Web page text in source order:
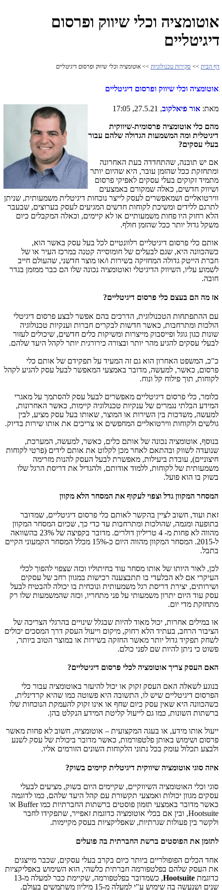
אוטומציה וכלי שיווק ופרסום
דיגיטליים
דף הבית >> סקירות טכנולוגיות >> אוטומציה וכלי שיווק ופרסום דיגיטליים
אוטומציה וכלי שיווק ופרסום דיגיטליים
מאת: אור פיאלקוב, 27.5.21, 17:05
מהם כלי אוטומציה פרסומית-שיווקית
דיגיטלית ומה המשמעות הגדולה שלהם עבור
בעלי עסקים?
אם יש תובנה, שהתחדדה בעת האחרונה
ומתחזקת ככל שהזמן עובר, היא שהיום יותר
מתמיד זקוקים בעלי עסקים לאפיקי פרסום
ושיווק חדשים, כאלה שמקורם באמצעים
ווירטואליים ושמאפשרים לעסק לייצר נוכחות דיגיטלית משמעותית, שניתן
לתרגם ללידים ומשיכת לקוחות חדשים המגיעים לעסק בערוצים, שבעבר
הלא רחוק היו פחות משמעותיים או לא קיימים, וכאלה המקבלים כיום
משקל גדול יותר ככל שהזמן חולף.
אותם כלי פרסום דיגיטליים רלוונטיים לכל בעל עסק באשר הוא,
כשהכוונה היא, שגם לבעלים של חומוסייה קטנה במרכז העיר או של
חברת הייטק גדולה המחזיקה בשירות ו/או מוצר חדשני, שהעולם חייב
לשמוע עליו, השיווק הדיגיטלי ואוטומציה נכונה שלו הם כבר ממזמן בגדר
חובה.
אז מה הם בעצם כלי פרסום דיגיטליים?
עם ההתפתחות הטכנולוגית, הדרכים בהם אפשר לבצע פרסום דיגיטלי
הולכות ומתרחבות, כאשר חדשות לבקרים חברות וענקיות טכנולוגיה
שונות כגון גוגל ופייסבוק מייצרות ומשיקות כלים חדשים, שיכולים לעזור
לבעלי עסקים להגיע מהר יותר ובצורה כירורגית יותר לקהל היעד שלהם.
כ"כ, המשפט האחרון הוא גם זה המעיד על תפקידם של אותם כלי
פרסום, כאשר, למעשה, מדובר באמצעי המאפשר לבעל עסק להגיע לקהל
לקוחות, תוך פילוח קל ונוח.
כלומר, כלי פרסום דיגיטליים מאפשרים לבעל עסק להסתמך על מאגרי
המידע הבלתי נגמרים של ענקיות טכנולוגיה קיימות, כאשר האחרונות,
למעשה, משדכות בין השירות או המוצר, שאותו בעל עסק מציע, לבין
גולשים ולקוחות ווירטואליים המחפשים או צריכים את אותו שירות בדיוק.
בנוסף, אוטומציה נכונה של אותם כלים, כאשר, למעשה, המערכת,
שנועדה לשווק ובהתאם לאחר מכן לקלוט את אותם לידים (פרטי לקוחות
חיצוניים), עובדת ביעילות, מאפשרת לבעל העסק להנות מזרימה
משמעותית של לקוחות, ללמוד אודותם, ולהגדיל את דריסת הרגל שלו
בשוק בו הוא פועל.
המסחר המקוון גדל וצפוי לעקוף את המסחר הלא מקוון
זאת ועוד, חשוב לציין בהקשר לאותם כלי פרסום דיגיטליים, שמדובר
בתופעה ומגמה, שהולכות ומתרחבות עד כדי כך, שכיום המסחר המקוון
מהווה לא פחות מ- 4 טריליון דולרים. מדובר בקפיצה של 23% בהשוואה
ל-2015. המסחר המקוון מהווה היום כ-15% מכלל המסחר הקמעוני הקיים
בתבל.
לכן, לאור היותו של אותו מסחר עוד בחיתוליו וכזה שצפוי להפוך לכלי
העיקרי אם לא הבלעדי בו תתבצענה רכישות במגוון רחב של עסקים
ושירותים, יצירת דריסת רגל משמעותית ונוכחית בו יכולה להבטיח לבעל
עסק עוד היום יתרון משמעותי על פני מתחריו, וכזה שהמשמעות שלו רק
מתחזקת מדי יום.
או במילים אחרות, יכול מאוד להיות שבגלל שינויים בהרגלי הצריכה של
הציבור הרחב, בעתיד הלא רחוק, מיקום וייעול העסק דרך המסכים יכולים
לשחק תפקיד גדול יותר מאשר החזקה בשירות או במוצר הטוב ביותר,
פשוט כי ניתן להיות שם לפני כולם.
האם העסק צריך אוטומציה לכלי פרסום דיגיטליים?
בנוגע לשאלה האם העסק זקוק או יכול להיעזר באוטומציה עבור כלי
הפרסום דיגיטליים שיש לו, התשובה היא פשוטה כמו שהיא קרדינלית,
כשהכוונה היא שאין עסק כיום שחף או אינו זקוק להעמקת הנוכחות שלו
ברשתות השונות, כמו גם לייעול קליטת המידע הנקלט בהן.
ייעול אותו מידע, או בעגה המקצועית – אוטומציה, חשוב לא פחות מאשר
פרסום ושימוש באותן פלטפורמות, כאשר מדובר ביכולת של עסק לשנע
ולבצע תכלול עומק בכל נתוני הלקוחות השונים הזורמים אליו.
איזה סוגי אוטומציה שיווקית דיגיטלית קיימים בשוק?
סוגי וכלי האוטומציה השיווקיים, שקיימים היום בשוק, מציעים לבעלי
עסקים מגוון יכולות ואמצעי תקשורת עם קהל היעד שלהם, כמו לדוגמה
כאשר מדובר באמצעי תזמון פוסטים ברשתות החברתיות כמוBuffer או
Hootsuite, ובין אם בכלי אוטומציה כדוגמת זאפייר, שתפקידו לחבר
ולקשר בין פעולות שגרתיות, שאפליקציות בעסק מקיימות.
לתזמן את הפוסטים ברשת החברתית בה פועלים
אחד הכלים הפופולריים ביותר כיום בקרב בעלי עסקים, שכבר מייצגים
את העסק שלהם בפלטפורמה חברתית כלשהי, הוא השימוש באפליקציות
כדוגמת Hootsuite
, כשמדובר בפלטפורמה, שקיימת כבר למעלה מ-13
שנים ושנעשה בה שימוש ע"י למעלה מ-15 מיליון משתמשים בעולם.